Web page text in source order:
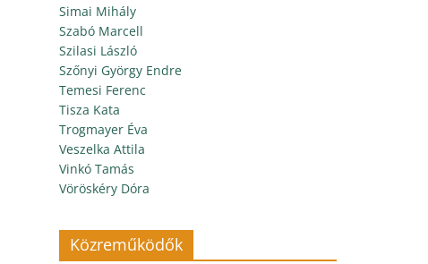
Simai Mihály
Szabó Marcell
Szilasi László
Szőnyi György Endre
Temesi Ferenc
Tisza Kata
Trogmayer Éva
Veszelka Attila
Vinkó Tamás
Vöröskéry Dóra
Közreműködők